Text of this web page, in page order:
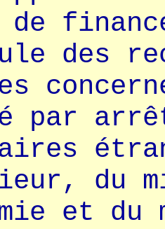
des
par
du
et du